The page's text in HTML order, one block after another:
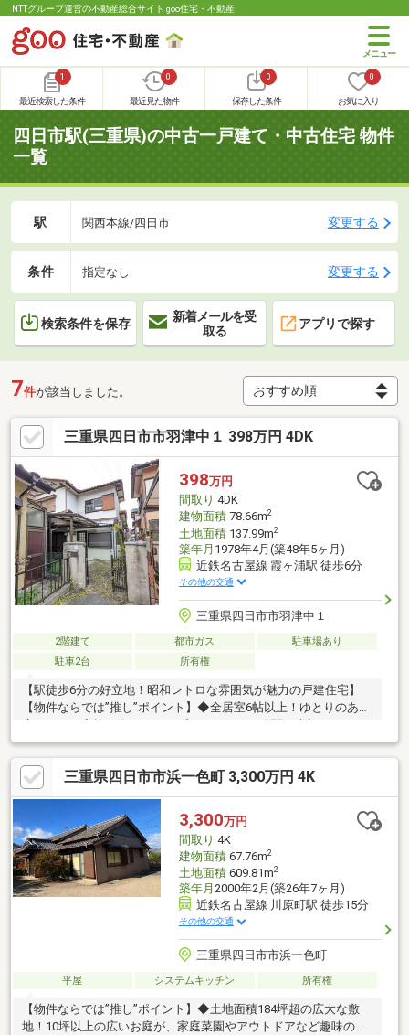
NTTグループ運営の不動産総合サイト goo住宅・不動産
1
最近検索した条件
0
最近見た物件
0
保存した条件
0
お気に入り
四日市駅(三重県)の中古一戸建て・中古住宅 物件
一覧
駅 関西本線/四日市 変更する
条件 指定なし 変更する
検索条件を保存
新着メールを受
取る
アプリで探す
7件が該当しました。
三重県四日市市羽津中１ 398万円 4DK
398万円
間取り 4DK
建物面積78.66m2
土地面積137.99m2
築年月 1978年4月(築48年5ヶ月)
近鉄名古屋線 霞ヶ浦駅 徒歩6分
その他の交通
三重県四日市市羽津中１
2階建て 都市ガス
駐車場あり
駐車2台
所有権
【駅徒歩6分の好立地！昭和レトロな雰囲気が魅力の戸建住宅】
【物件ならでは”推し”ポイント】◆全居室6帖以上！ゆとりのある
す。◆歴史を重ねてきたからこそ醸し出す、温かみのある佇ま
い。◆浴室には窓があり、換気も良好！心地よいバスタイムをお
過ごしいただけます。【利便性◎の周辺環境】◆近鉄名古屋線
「霞ケ浦」駅まで徒歩約6分！日々の通勤や通学、お出かけに便利
な好立地です。◆スーパーやドラッグストアも徒歩11分圏内。◆
小学校や幼稚園も徒歩圏内。お子様がいるご家庭も安心して暮ら
せる住環境。
三重県四日市市浜一色町 3,300万円 4K
3,300万円
間取り 4K
建物面積67.76m2
土地面積609.81m2
築年月 2000年2月(築26年7ヶ月)
近鉄名古屋線 川原町駅 徒歩15分
その他の交通
三重県四日市市浜一色町
平屋 システムキッチン 所有権
【物件ならでは”推し”ポイント】◆土地面積184坪超の広大な敷
地！10坪以上の広いお庭が、家庭菜園やアウトドアなど趣味の時